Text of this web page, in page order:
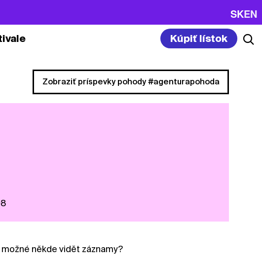
SKEN
Kúpiť lístok
Zobraziť príspevky pohody #agenturapohoda
někde vidět záznamy?